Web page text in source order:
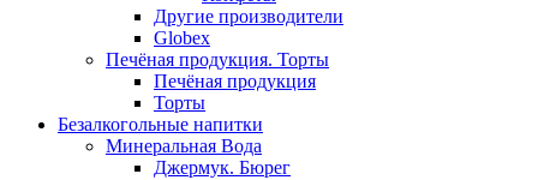
Другие производители
Globex
Печёная продукция. Торты
Печёная продукция
Торты
Безалкогольные напитки
Минеральная Вода
Джермук. Бюрег